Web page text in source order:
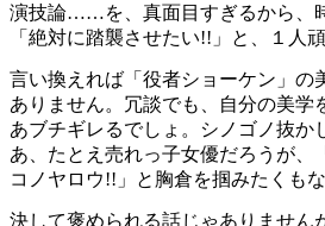
演技論……を、真面目すぎるから、
「絶対に踏襲させたい!!」と、１人
言い換えれば「役者ショーケン」の
ありません。冗談でも、自分の美学
あブチギレるでしょ。シノゴノ抜か
あ、たとえ売れっ子女優だろうが、
コノヤロウ!!」と胸倉を掴みたくもな
決して褒められる話じゃありません